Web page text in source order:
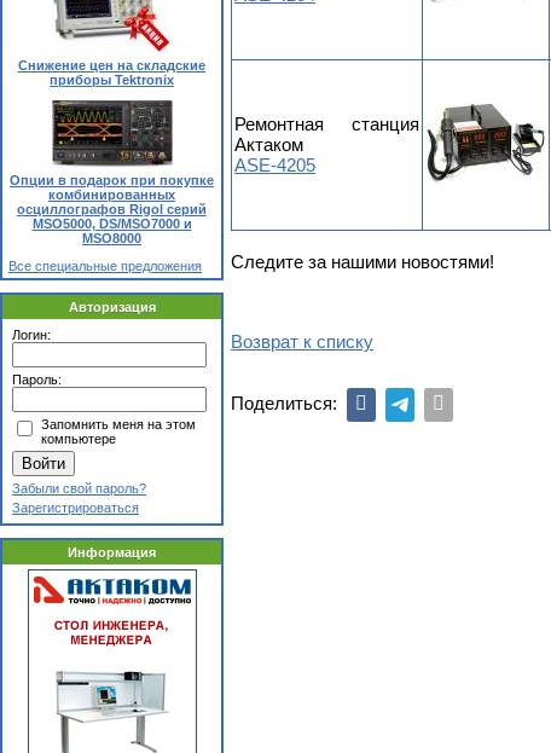
Снижение цен на складские
приборы Tektronix
Опции в подарок при покупке
комбинированных
осциллографов Rigol серий
MSO5000, DS/MSO7000 и
MSO8000
Все специальные предложения
Авторизация
Логин:
Пароль:
Запомнить меня на этом
компьютере
Забыли свой пароль?
Зарегистрироваться
Информация
Ремонтная станция
Актаком
ASE-4205
Следите за нашими новостями!
Возврат к списку
Поделиться: